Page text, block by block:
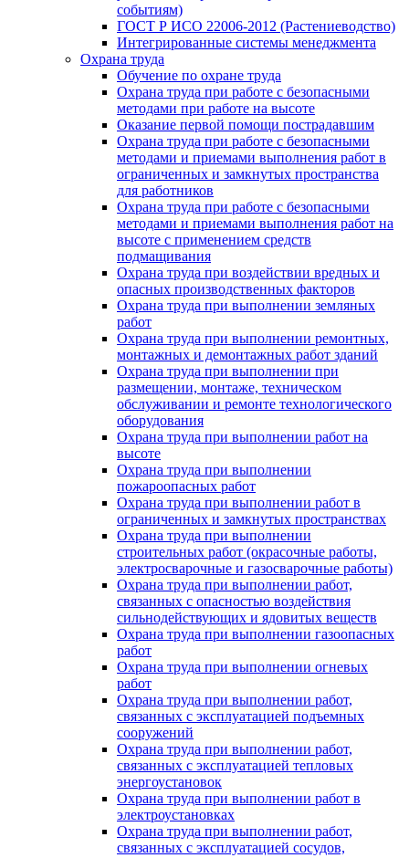
событиям)
ГОСТ Р ИСО 22006-2012 (Растениеводство)
Интегрированные системы менеджмента
Охрана труда
Обучение по охране труда
Охрана труда при работе с безопасными
методами при работе на высоте
Оказание первой помощи пострадавшим
Охрана труда при работе с безопасными
методами и приемами выполнения работ в
ограниченных и замкнутых пространства
для работников
Охрана труда при работе с безопасными
методами и приемами выполнения работ на
высоте с применением средств
подмащивания
Охрана труда при воздействии вредных и
опасных производственных факторов
Охрана труда при выполнении земляных
работ
Охрана труда при выполнении ремонтных,
монтажных и демонтажных работ зданий
Охрана труда при выполнении при
размещении, монтаже, техническом
обслуживании и ремонте технологического
оборудования
Охрана труда при выполнении работ на
высоте
Охрана труда при выполнении
пожароопасных работ
Охрана труда при выполнении работ в
ограниченных и замкнутых пространствах
Охрана труда при выполнении
строительных работ (окрасочные работы,
электросварочные и газосварочные работы)
Охрана труда при выполнении работ,
связанных с опасностью воздействия
сильнодействующих и ядовитых веществ
Охрана труда при выполнении газоопасных
работ
Охрана труда при выполнении огневых
работ
Охрана труда при выполнении работ,
связанных с эксплуатацией подъемных
сооружений
Охрана труда при выполнении работ,
связанных с эксплуатацией тепловых
энергоустановок
Охрана труда при выполнении работ в
электроустановках
Охрана труда при выполнении работ,
связанных с эксплуатацией сосудов,